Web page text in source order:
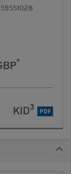
*
KID3 PDF